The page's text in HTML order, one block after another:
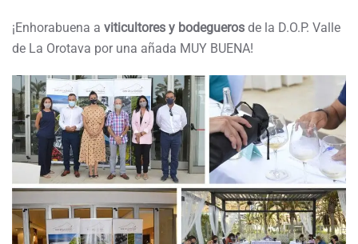
¡Enhorabuena a viticultores y bodegueros de la D.O.P. Valle
de La Orotava por una añada MUY BUENA!